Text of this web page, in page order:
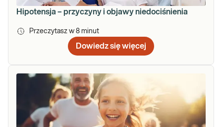
Hipotensja – przyczyny i objawy niedociśnienia
Przeczytasz w 8 minut
Dowiedz się więcej